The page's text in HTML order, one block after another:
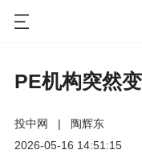
PE机构突然
投中网 |
陶辉东
2026-05-16 14:51:15